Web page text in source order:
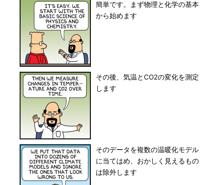
簡単です。まず物理と化学の基本
から始めます
その後、気温とCO2の変化を測定
します
そのデータを複数の温暖化モデル
に当てはめ、おかしく見えるもの
は除外します